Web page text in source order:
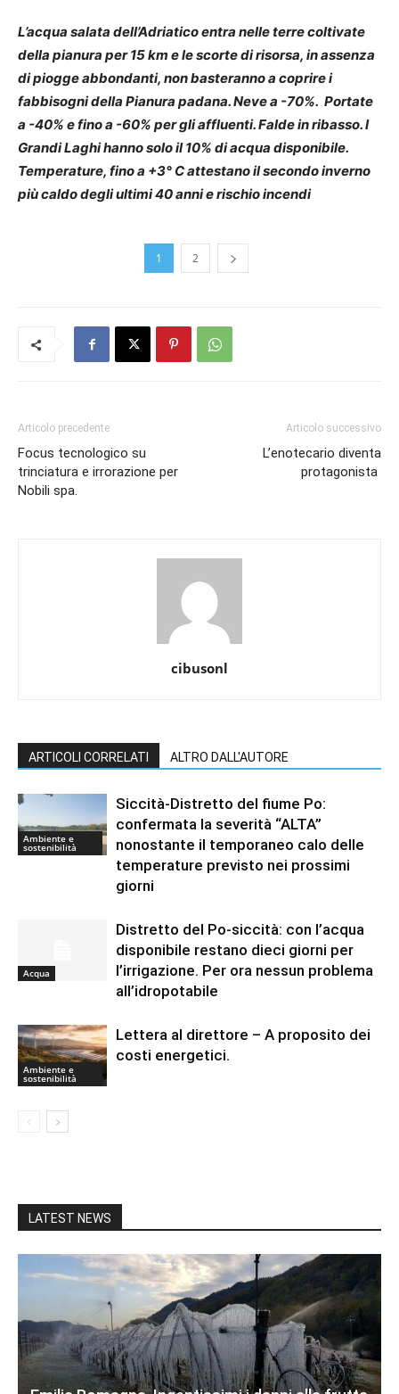
L’acqua salata dell’Adriatico entra nelle terre coltivate
della pianura per 15 km e le scorte di risorsa, in assenza
di piogge abbondanti, non basteranno a coprire i
fabbisogni della Pianura padana. Neve a -70%. Portate
a -40% e fino a -60% per gli affluenti. Falde in ribasso. I
Grandi Laghi hanno solo il 10% di acqua disponibile.
Temperature, fino a +3° C attestano il secondo inverno
più caldo degli ultimi 40 anni e rischio incendi
1 2
Articolo precedente
Focus tecnologico su
trinciatura e irrorazione per
Nobili spa.
Articolo successivo
L’enotecario diventa
protagonista
cibusonl
ARTICOLI CORRELATI ALTRO DALL'AUTORE
Ambiente e
sostenibilità
Siccità-Distretto del fiume Po:
confermata la severità “ALTA”
nonostante il temporaneo calo delle
temperature previsto nei prossimi
giorni
Acqua
Distretto del Po-siccità: con l’acqua
disponibile restano dieci giorni per
l’irrigazione. Per ora nessun problema
all’idropotabile
Ambiente e
sostenibilità
Lettera al direttore – A proposito dei
costi energetici.
LATEST NEWS